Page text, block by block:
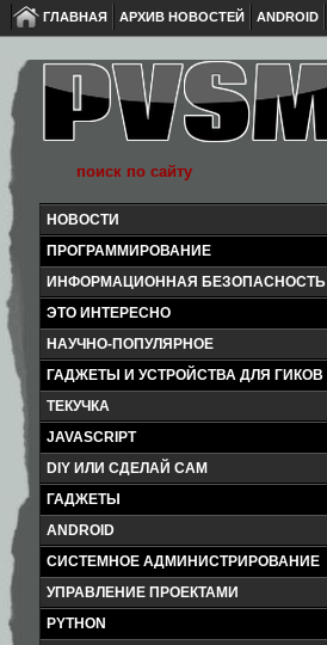
ГЛАВНАЯ АРХИВ НОВОСТЕЙ ANDROID
НОВОСТИ
ПРОГРАММИРОВАНИЕ
ИНФОРМАЦИОННАЯ БЕЗОПАСНОСТЬ
ЭТО ИНТЕРЕСНО
НАУЧНО-ПОПУЛЯРНОЕ
ГАДЖЕТЫ И УСТРОЙСТВА ДЛЯ ГИКОВ
ТЕКУЧКА
JAVASCRIPT
DIY ИЛИ СДЕЛАЙ САМ
ГАДЖЕТЫ
ANDROID
СИСТЕМНОЕ АДМИНИСТРИРОВАНИЕ
УПРАВЛЕНИЕ ПРОЕКТАМИ
PYTHON